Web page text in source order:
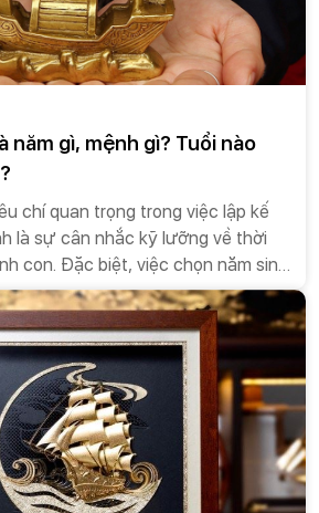
năm gì, mệnh gì? Tuổi nào
chí quan trọng trong việc lập kế
là sự cân nhắc kỹ lưỡng về thời
con. Đặc biệt, việc chọn năm sinh
bé là điều quan trọng hơn bao giờ
năm gì, mệnh gì và hợp với tuổi
sẽ giúp bạn tìm hiểu những điều
các tính cách, đặc điểm của
năm này.